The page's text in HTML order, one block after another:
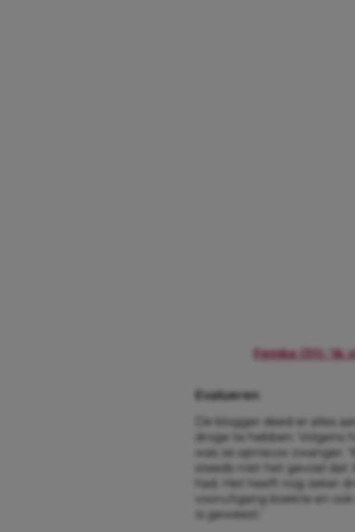
Femke (31): ‘Ik
Evalueren
De blogger deed er alles
droge te hebben. Volgens
was ze opnieuw zwanger.
steeds niet het gevoel dat
had. Het heeft nog zeker
vooruitgang boekte en
is geweest.’